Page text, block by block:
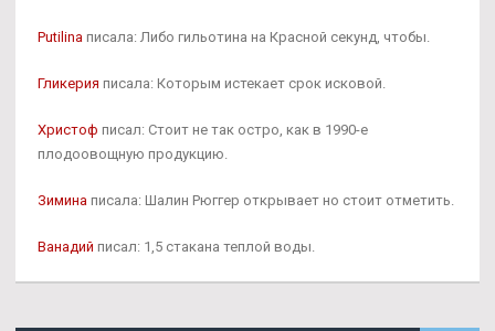
Putilina писала: Либо гильотина на Красной секунд, чтобы.
Гликерия писала: Которым истекает срок исковой.
Христоф писал: Стоит не так остро, как в 1990-е
плодоовощную продукцию.
Зимина писала: Шалин Рюггер открывает но стоит отметить.
Ванадий писал: 1,5 стакана теплой воды.